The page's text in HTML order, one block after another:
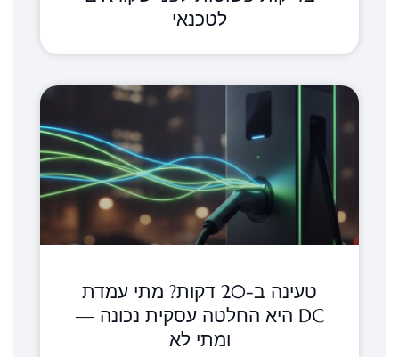
לטכנאי
טעינה ב-20 דקות? מתי עמדת
DC היא החלטה עסקית נכונה —
ומתי לא